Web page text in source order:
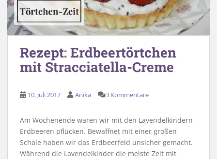
Rezept: Erdbeertörtchen
mit Stracciatella-Creme
10. Juli 2017 Anika 3 Kommentare
Am Wochenende waren wir mit den Lavendelkindern
Erdbeeren pflücken. Bewaffnet mit einer großen
Schale haben wir das Erdbeerfeld unsicher gemacht.
Während die Lavendelkinder die meiste Zeit mit